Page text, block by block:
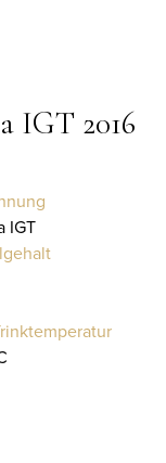
IGT 2016
IGT